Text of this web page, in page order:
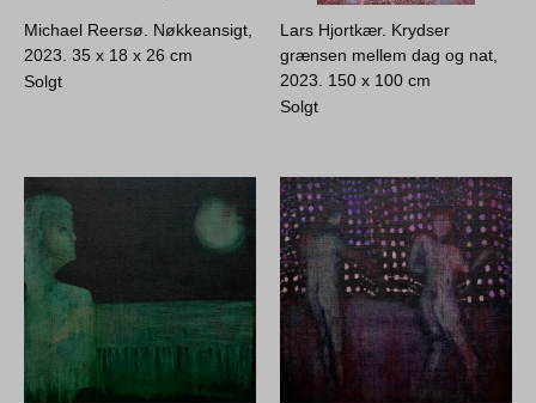
Michael Reersø. Nøkkeansigt,
2023.35 x 18 x 26 cm
Solgt
Lars Hjortkær. Krydser
grænsen mellem dag og nat,
2023. 150 x 100 cm
Solgt